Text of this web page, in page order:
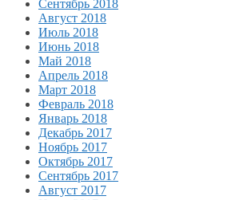
Сентябрь 2018
Август 2018
Июль 2018
Июнь 2018
Май 2018
Апрель 2018
Март 2018
Февраль 2018
Январь 2018
Декабрь 2017
Ноябрь 2017
Октябрь 2017
Сентябрь 2017
Август 2017